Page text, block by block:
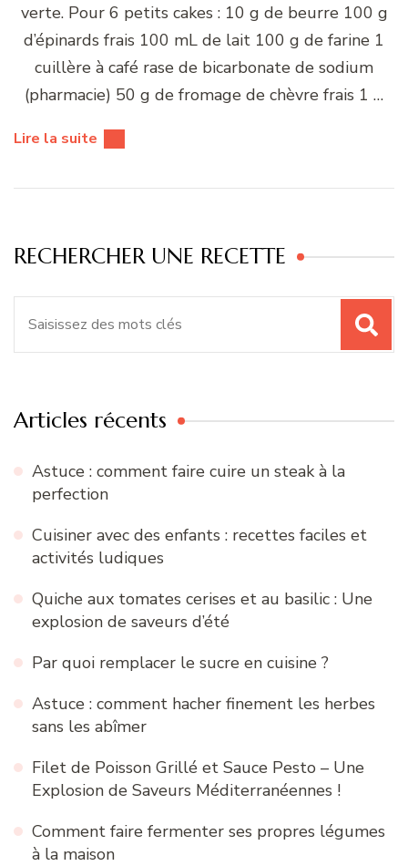
verte. Pour 6 petits cakes : 10 g de beurre 100 g
d’épinards frais 100 mL de lait 100 g de farine 1
cuillère à café rase de bicarbonate de sodium
(pharmacie) 50 g de fromage de chèvre frais 1 …
Lire la suite
RECHERCHER UNE RECETTE
Articles récents
Astuce : comment faire cuire un steak à la
perfection
Cuisiner avec des enfants : recettes faciles et
activités ludiques
Quiche aux tomates cerises et au basilic : Une
explosion de saveurs d’été
Par quoi remplacer le sucre en cuisine ?
Astuce : comment hacher finement les herbes
sans les abîmer
Filet de Poisson Grillé et Sauce Pesto – Une
Explosion de Saveurs Méditerranéennes !
Comment faire fermenter ses propres légumes
à la maison